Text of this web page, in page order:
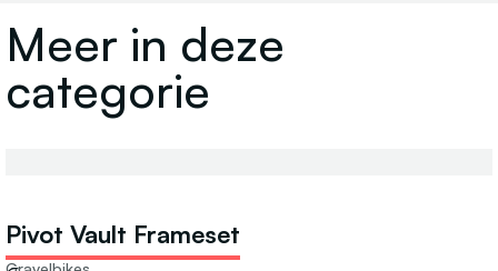
Meer in deze
categorie
Pivot Vault Frameset